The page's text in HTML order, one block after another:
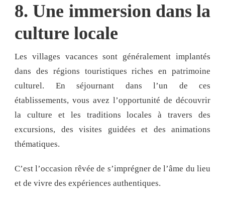
8. Une immersion dans la
culture locale
Les villages vacances sont généralement implantés
dans des régions touristiques riches en patrimoine
culturel. En séjournant dans l’un de ces
établissements, vous avez l’opportunité de découvrir
la culture et les traditions locales à travers des
excursions, des visites guidées et des animations
thématiques.
C’est l’occasion rêvée de s’imprégner de l’âme du lieu
et de vivre des expériences authentiques.